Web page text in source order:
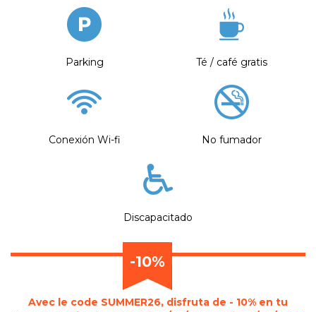
Parking Té / café gratis
Conexión Wi-fi No fumador
Discapacitado
-10%
Avec le code SUMMER26, disfruta de - 10% en tu